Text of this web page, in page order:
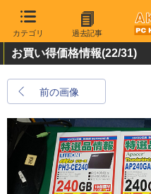
カテゴリ 過去記事
お買い得価格情報(22/31)
前の画像